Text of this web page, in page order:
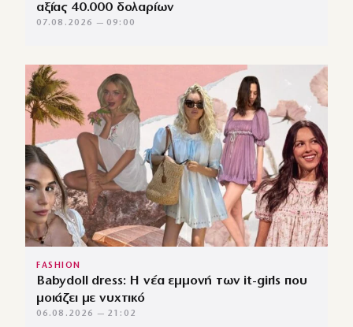
αξίας 40.000 δολαρίων
07.08.2026 — 09:00
FASHION
Babydoll dress: Η νέα εμμονή των it-girls που
μοιάζει με νυχτικό
06.08.2026 — 21:02